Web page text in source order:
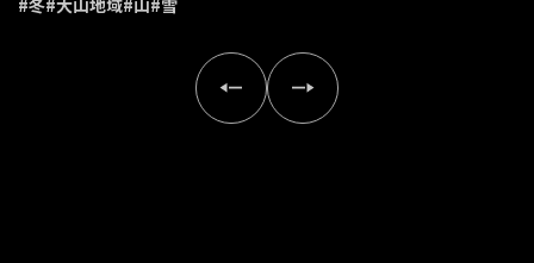
#冬#大山地域#山#雪